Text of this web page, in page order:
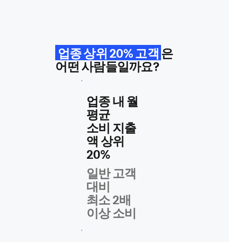
업종 상위 20% 고객 은
어떤 사람들일까요?
업종 내 월
평균
​소비 지출
액 상위
20%
일반 고객
대비
​최소 2배
이상 소비